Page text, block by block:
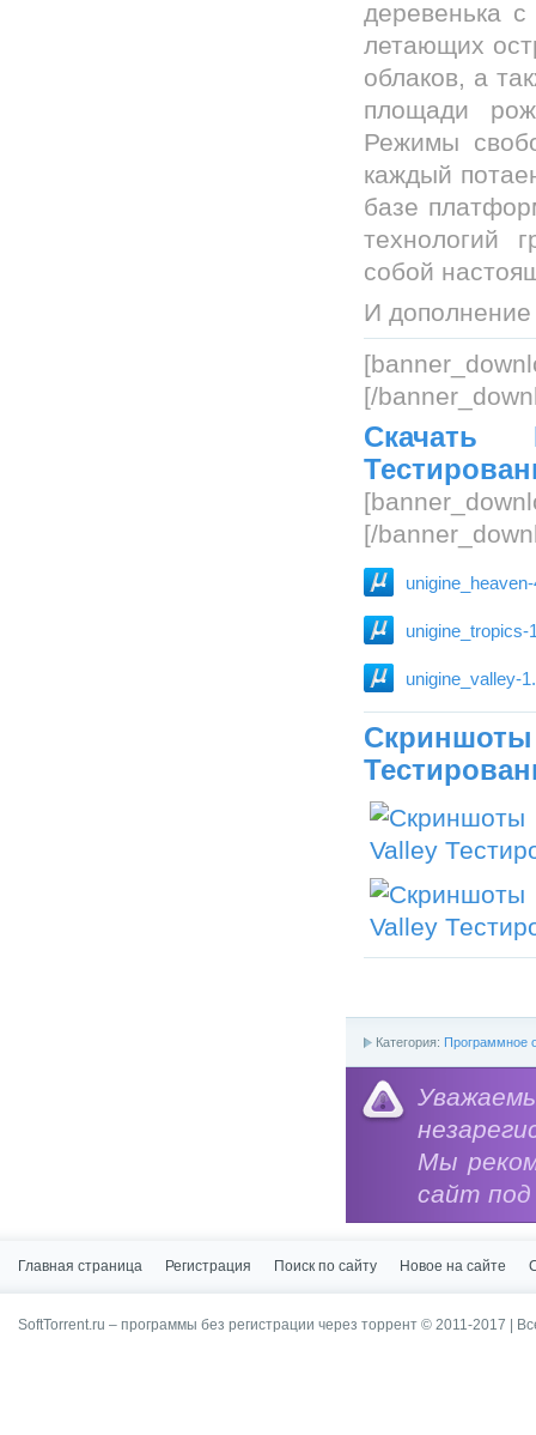
деревенька
летающих
облаков, а
площади
Режимы
каждый
базе
технологий
собой
И
[/
Скачать
[/
unigine_tropics-
unigine_valley-
Категория: Программное
Мы
сайт
Главная страница Регистрация Поиск по сайту Новое на сайте
SoftTorrent.ru – программы без регистрации через торрент © 2011-2017 |